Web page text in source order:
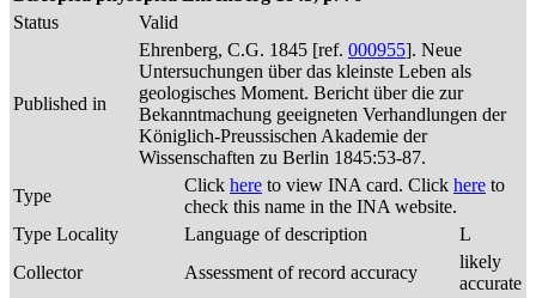
Status
Valid
Published in
Ehrenberg, C.G. 1845 [ref. 000955]. Neue
Untersuchungen über das kleinste Leben als
geologisches Moment. Bericht über die zur
Bekanntmachung geeigneten Verhandlungen der
Königlich-Preussischen Akademie der
Wissenschaften zu Berlin 1845:53-87.
Type
Click here to view INA card. Click here to
check this name in the INA website.
Type Locality
Language of description
L
Collector
Assessment of record accuracy
likely
accurate